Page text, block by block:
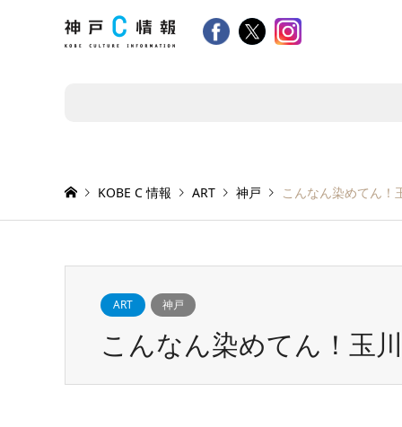
KOBE C 情報 ART 神戸 こんなん染めてん！
ART 神戸
こんなん染めてん！玉